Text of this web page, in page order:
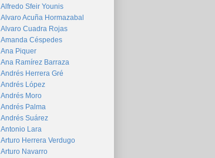
Alfredo Sfeir Younis
Alvaro Acuña Hormazabal
Alvaro Cuadra Rojas
Amanda Céspedes
Ana Piquer
Ana Ramírez Barraza
Andrés Herrera Gré
Andrés López
Andrés Moro
Andrés Palma
Andrés Suárez
Antonio Lara
Arturo Herrera Verdugo
Arturo Navarro